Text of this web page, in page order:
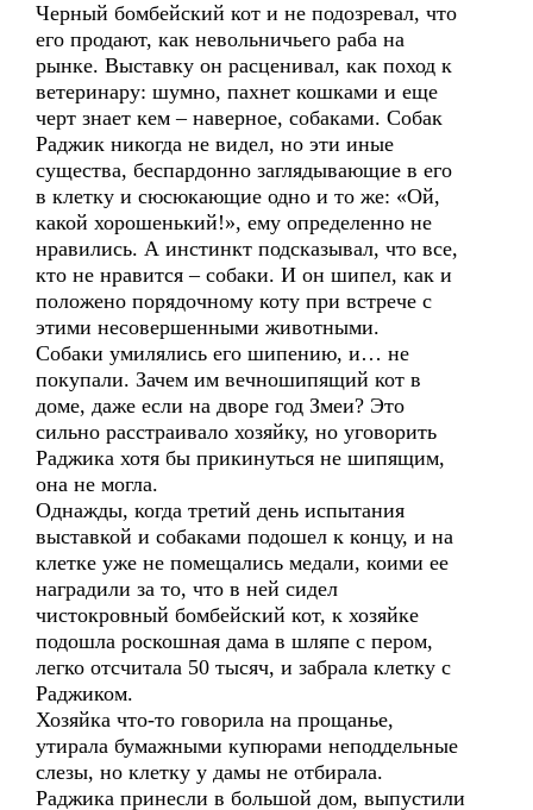
Черный бомбейский кот и не подозревал, что
его продают, как невольничьего раба на
рынке. Выставку он расценивал, как поход к
ветеринару: шумно, пахнет кошками и еще
черт знает кем – наверное, собаками. Собак
Раджик никогда не видел, но эти иные
существа, беспардонно заглядывающие в его
в клетку и сюсюкающие одно и то же: «Ой,
какой хорошенький!», ему определенно не
нравились. А инстинкт подсказывал, что все,
кто не нравится – собаки. И он шипел, как и
положено порядочному коту при встрече с
этими несовершенными животными.
Собаки умилялись его шипению, и… не
покупали. Зачем им вечношипящий кот в
доме, даже если на дворе год Змеи? Это
сильно расстраивало хозяйку, но уговорить
Раджика хотя бы прикинуться не шипящим,
она не могла.
Однажды, когда третий день испытания
выставкой и собаками подошел к концу, и на
клетке уже не помещались медали, коими ее
наградили за то, что в ней сидел
чистокровный бомбейский кот, к хозяйке
подошла роскошная дама в шляпе с пером,
легко отсчитала 50 тысяч, и забрала клетку с
Раджиком.
Хозяйка что-то говорила на прощанье,
утирала бумажными купюрами неподдельные
слезы, но клетку у дамы не отбирала.
Раджика принесли в большой дом, выпустили